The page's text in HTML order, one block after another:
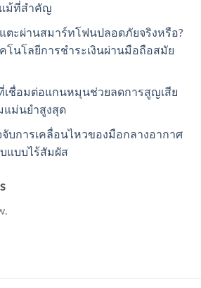
ม้ที่สำคัญ
ตะผ่านสมาร์ทโฟนปลอดภัยจริงหรือ?
โนโลยีการชำระเงินผ่านมือถือสมัย
เชื่อมต่อแกนหมุนช่วยลดการสูญเสีย
แม่นยำสูงสุด
บการเคลื่อนไหวของมือกลางอากาศ
แบบไร้สัมผัส